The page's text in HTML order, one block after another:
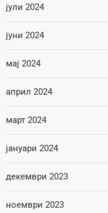
јули 2024
јуни 2024
мај 2024
април 2024
март 2024
јануари 2024
декември 2023
ноември 2023